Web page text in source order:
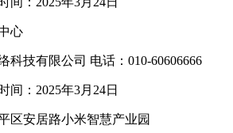
心
科技有限公司 电话：010-60606666
间：2025年3月24日
区安居路小米智慧产业园